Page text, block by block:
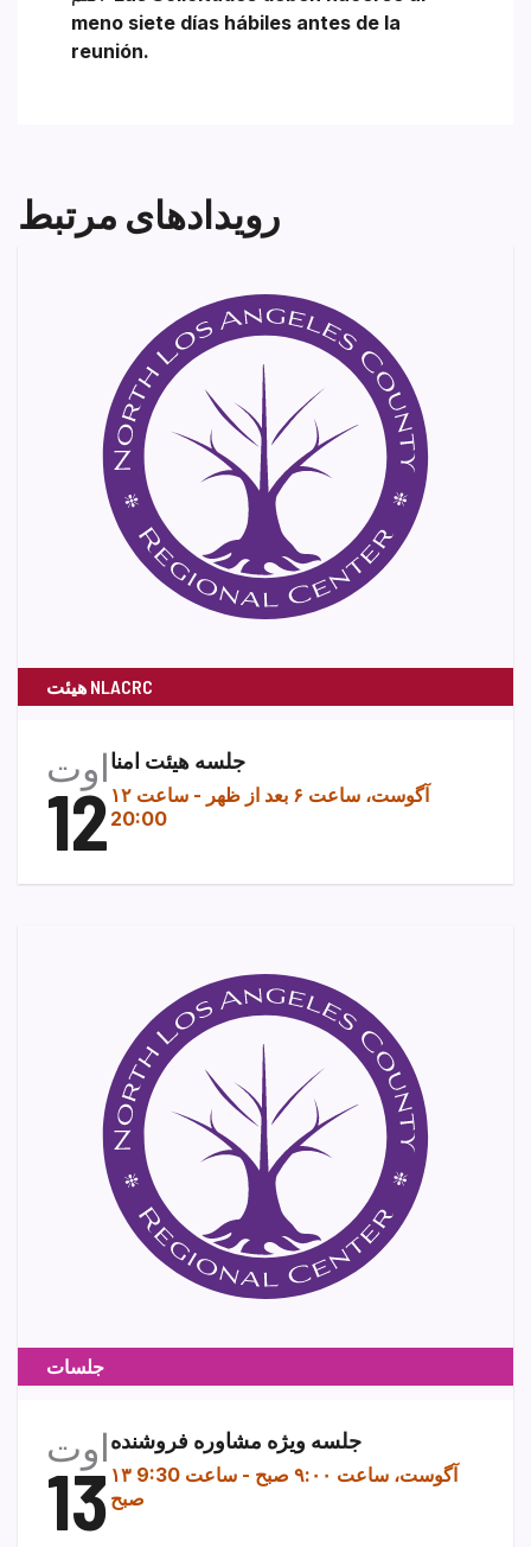
meno siete días hábiles antes de la
reunión.
رویدادهای مرتبط
هیئت NLACRC
اوت
12
جلسه هیئت امنا
۱۲ آگوست، ساعت ۶ بعد از ظهر - ساعت
20:00
جلسات
اوت
13
جلسه ویژه مشاوره فروشنده
۱۳ آگوست، ساعت ۹:۰۰ صبح -
ساعت 9:30
صبح